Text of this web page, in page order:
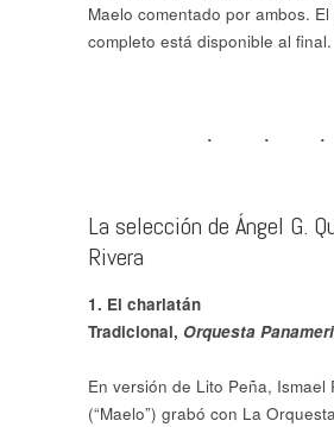
Maelo comentado por ambos.
completo está disponible al final.
La selección de Ángel G.
Rivera
1. El charlatán
Tradicional, Orquesta
En versión de Lito Peña, Ismael
(“Maelo”) grabó con La